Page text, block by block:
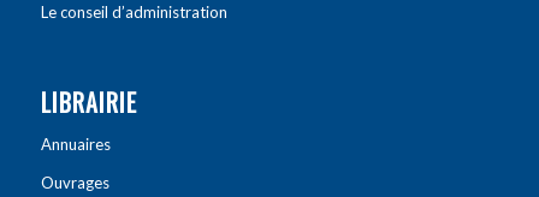
Le conseil d’administration
LIBRAIRIE
Annuaires
Ouvrages